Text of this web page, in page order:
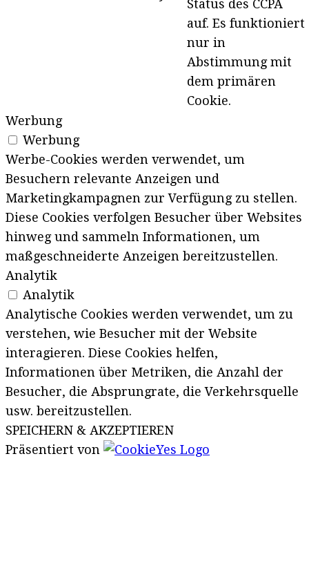
Status des CCPA
auf. Es funktioniert
nur in
Abstimmung mit
dem primären
Cookie.
Werbung
Werbung
Werbe-Cookies werden verwendet, um
Besuchern relevante Anzeigen und
Marketingkampagnen zur Verfügung zu stellen.
Diese Cookies verfolgen Besucher über Websites
hinweg und sammeln Informationen, um
maßgeschneiderte Anzeigen bereitzustellen.
Analytik
Analytik
Analytische Cookies werden verwendet, um zu
verstehen, wie Besucher mit der Website
interagieren. Diese Cookies helfen,
Informationen über Metriken, die Anzahl der
Besucher, die Absprungrate, die Verkehrsquelle
usw. bereitzustellen.
SPEICHERN & AKZEPTIEREN
Präsentiert von